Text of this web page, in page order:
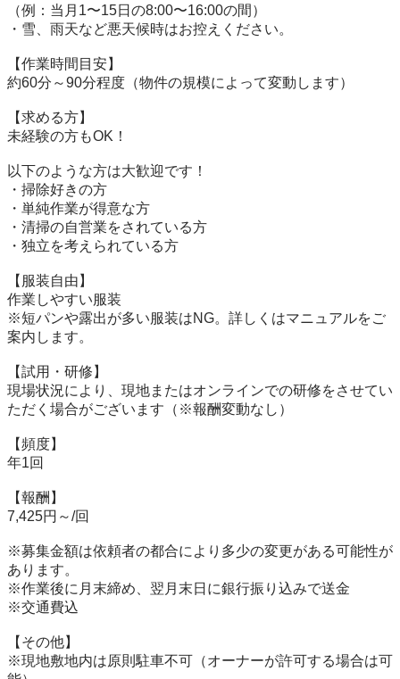
（例：当月1〜15日の8:00〜16:00の間）
・雪、雨天など悪天候時はお控えください。
【作業時間目安】
約60分～90分程度（物件の規模によって変動します）
【求める方】
未経験の方もOK！
以下のような方は大歓迎です！
・掃除好きの方
・単純作業が得意な方
・清掃の自営業をされている方
・独立を考えられている方
【服装自由】
作業しやすい服装
※短パンや露出が多い服装はNG。詳しくはマニュアルをご
案内します。
【試用・研修】
現場状況により、現地またはオンラインでの研修をさせてい
ただく場合がございます（※報酬変動なし）
【頻度】
年1回
【報酬】
7,425円～/回
※募集金額は依頼者の都合により多少の変更がある可能性が
あります。
※作業後に月末締め、翌月末日に銀行振り込みで送金
※交通費込
【その他】
※現地敷地内は原則駐車不可（オーナーが許可する場合は可